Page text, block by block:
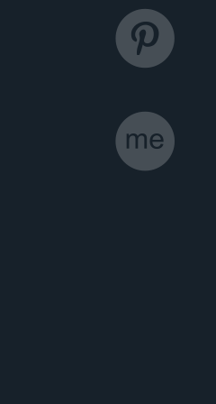

